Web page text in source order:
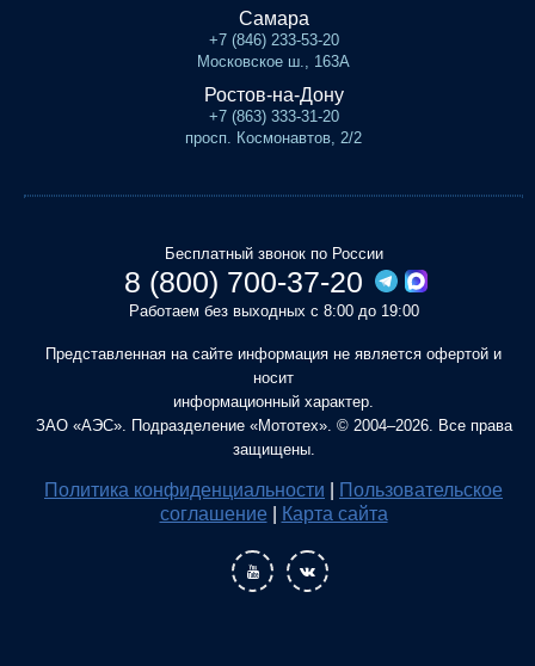
Самара
+7 (846) 233-53-20
Московское ш., 163А
Ростов-на-Дону
+7 (863) 333-31-20
просп. Космонавтов, 2/2
Бесплатный звонок по России
8 (800) 700-37-20
Работаем без выходных с 8:00 до 19:00
Представленная на сайте информация не является офертой и
носит
информационный характер.
ЗАО «АЭС». Подразделение «Мототех». © 2004–2026. Все права
защищены.
Политика конфиденциальности
Пользовательское
соглашение
Карта сайта